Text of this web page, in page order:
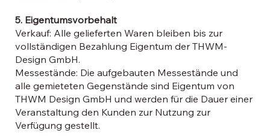
5. Eigentumsvorbehalt
Verkauf: Alle gelieferten Waren bleiben bis zur
vollständigen Bezahlung Eigentum der THWM-
Design GmbH.
Messestände: Die aufgebauten Messestände und
alle gemieteten Gegenstände sind Eigentum von
THWM Design GmbH und werden für die Dauer einer
Veranstaltung den Kunden zur Nutzung zur
Verfügung gestellt.